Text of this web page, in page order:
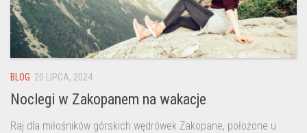
BLOG 20 LIPCA, 2024
Noclegi w Zakopanem na wakacje
Raj dla miłośników górskich wędrówek Zakopane, położone u